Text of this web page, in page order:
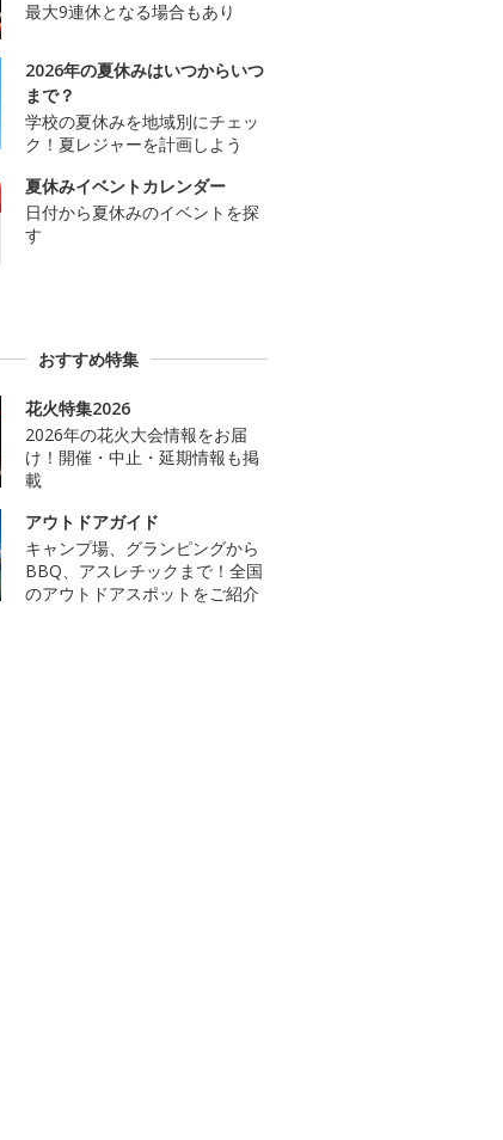
最大9連休となる場合もあり
2026年の夏休みはいつからいつ
まで？
学校の夏休みを地域別にチェッ
ク！夏レジャーを計画しよう
夏休みイベントカレンダー
日付から夏休みのイベントを探
す
おすすめ特集
花火特集2026
2026年の花火大会情報をお届
け！開催・中止・延期情報も掲
載
アウトドアガイド
キャンプ場、グランピングから
BBQ、アスレチックまで！全国
のアウトドアスポットをご紹介